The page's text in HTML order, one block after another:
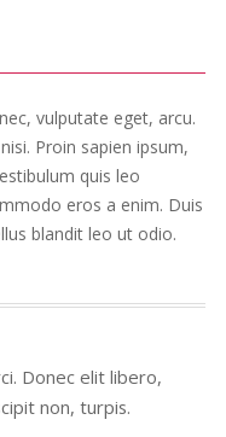
vulputate eget, arcu.
Proin sapien ipsum,
quis leo
eros a enim. Duis
blandit leo ut odio.
Donec elit libero,
non, turpis.